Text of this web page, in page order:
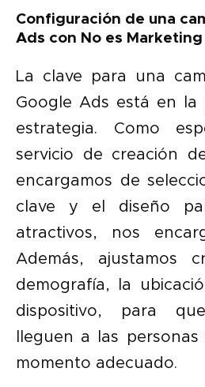
Configuración de una
Ads con No es Marketing
La clave para una
Google Ads está en la
estrategia. Como
servicio de creación
encargamos de
clave y el diseño
atractivos, nos
Además, ajustamos
demografía, la
dispositivo, para
lleguen a las
momento adecuado.